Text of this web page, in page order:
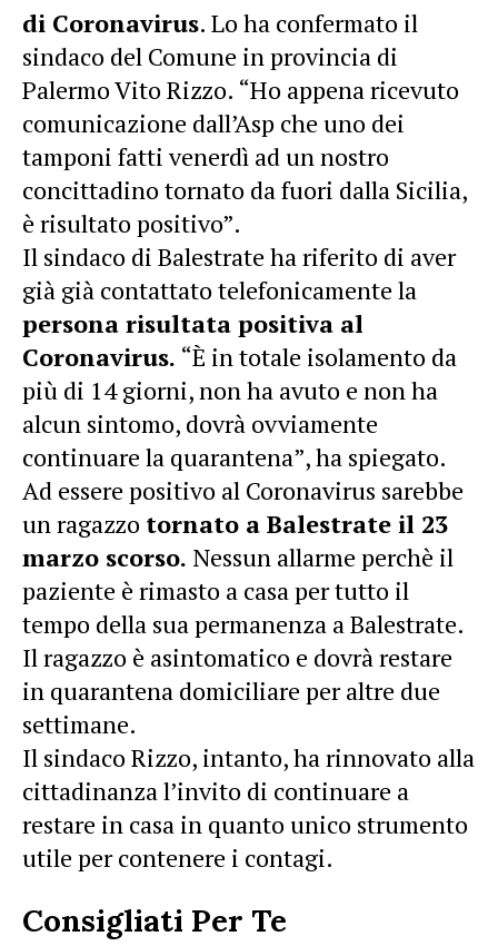
di Coronavirus. Lo ha confermato il
sindaco del Comune in provincia di
Palermo Vito Rizzo. “Ho appena ricevuto
comunicazione dall’Asp che uno dei
tamponi fatti venerdì ad un nostro
concittadino tornato da fuori dalla Sicilia,
è risultato positivo”.
Il sindaco di Balestrate ha riferito di aver
già già contattato telefonicamente la
persona risultata positiva al
Coronavirus. “È in totale isolamento da
più di 14 giorni, non ha avuto e non ha
alcun sintomo, dovrà ovviamente
continuare la quarantena”, ha spiegato.
Ad essere positivo al Coronavirus sarebbe
un ragazzo tornato a Balestrate il 23
marzo scorso. Nessun allarme perchè il
paziente è rimasto a casa per tutto il
tempo della sua permanenza a Balestrate.
Il ragazzo è asintomatico e dovrà restare
in quarantena domiciliare per altre due
settimane.
Il sindaco Rizzo, intanto, ha rinnovato alla
cittadinanza l’invito di continuare a
restare in casa in quanto unico strumento
utile per contenere i contagi.
Consigliati Per Te